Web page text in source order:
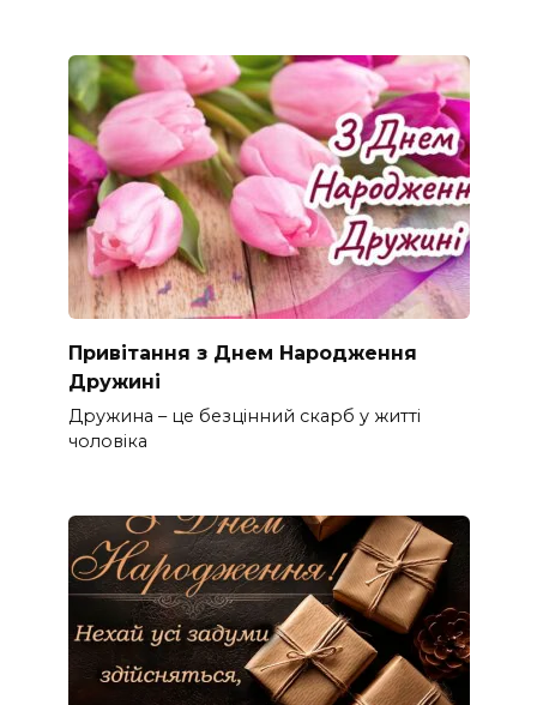
Привітання з Днем Народження
Дружині
Дружина – це безцінний скарб у житті
чоловіка